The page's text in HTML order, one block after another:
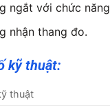
ngắt với chức
nhận thang đo.
kỹ thuật:
thuật